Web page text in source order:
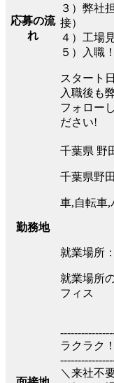
応募の流
れ
３）弊社
接）
４）工場
５）入職
スタート
入職後も
フォロー
ださい!
勤務地
千葉県 野
千葉県野
車,自転車,
就業場所
就業場所
フィス
ラクラク
＼来社不